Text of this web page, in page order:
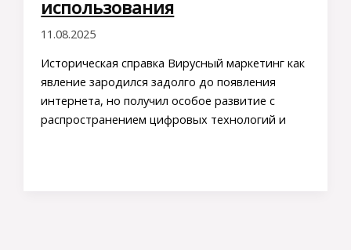
использования
11.08.2025
Историческая справка Вирусный маркетинг как
явление зародился задолго до появления
интернета, но получил особое развитие с
распространением цифровых технологий и